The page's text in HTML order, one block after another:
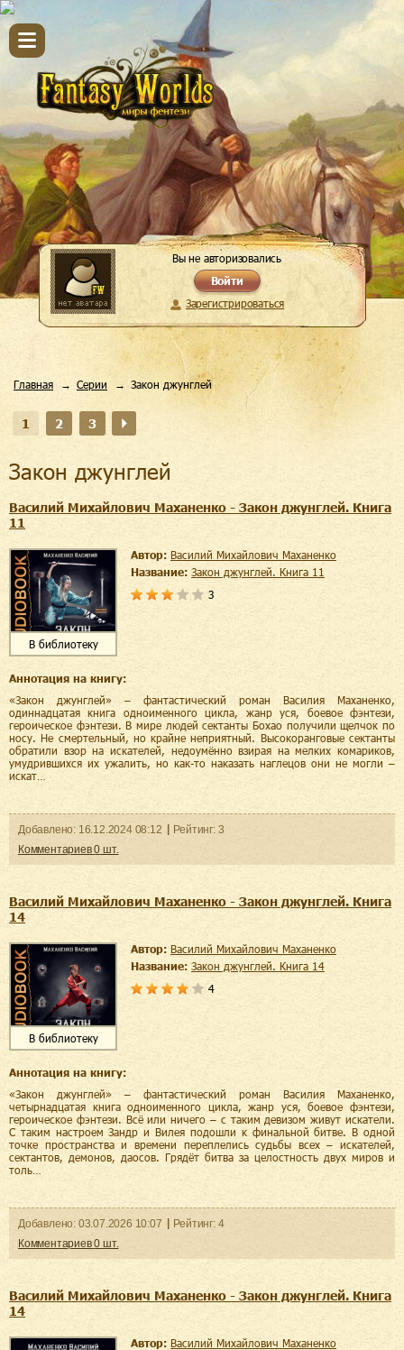
Вы не авторизовались
Войти
Зарегистрироваться
Главная Серии Закон джунглей
1 2 3
Закон джунглей
Василий Михайлович Маханенко - Закон джунглей. Книга
11
В библиотеку
Автор:
Василий Михайлович Маханенко
Название:
Закон джунглей. Книга 11
3
Аннотация на книгу:
«Закон джунглей» – фантастический роман Василия Маханенко,
одиннадцатая книга одноименного цикла, жанр уся, боевое фэнтези,
героическое фэнтези. В мире людей сектанты Бохао получили щелчок по
носу. Не смертельный, но крайне неприятный. Высокоранговые сектанты
обратили взор на искателей, недоумённо взирая на мелких комариков,
умудрившихся их ужалить, но как-то наказать наглецов они не могли –
искат…
Добавленo: 16.12.2024 08:12 Рейтинг: 3
Комментариев0 шт.
Василий Михайлович Маханенко - Закон джунглей. Книга
14
В библиотеку
Автор:
Василий Михайлович Маханенко
Название:
Закон джунглей. Книга 14
4
Аннотация на книгу:
«Закон джунглей» – фантастический роман Василия Маханенко,
четырнадцатая книга одноименного цикла, жанр уся, боевое фэнтези,
героическое фэнтези. Всё или ничего – с таким девизом живут искатели.
С таким настроем Зандр и Вилея подошли к финальной битве. В одной
точке пространства и времени переплелись судьбы всех – искателей,
сектантов, демонов, даосов. Грядёт битва за целостность двух миров и
толь…
Добавленo: 03.07.2026 10:07 Рейтинг: 4
Комментариев0 шт.
Василий Михайлович Маханенко - Закон джунглей. Книга
14
Автор:
Василий Михайлович Маханенко